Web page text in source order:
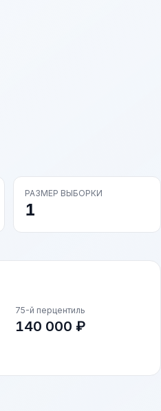
РАЗМЕР ВЫБОРКИ
1
75-й перцентиль
140 000 ₽